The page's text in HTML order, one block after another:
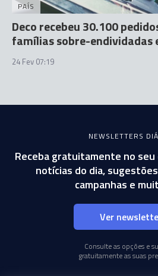
PAÍS
Deco recebeu 30.100
famílias sobre-endividadas
24 Fev 07:19
NEWSLETTERS
Receba gratuitamente no seu
notícias do dia,
campanhas e
Ver
Consulte as opções e
gratuitamente as suas